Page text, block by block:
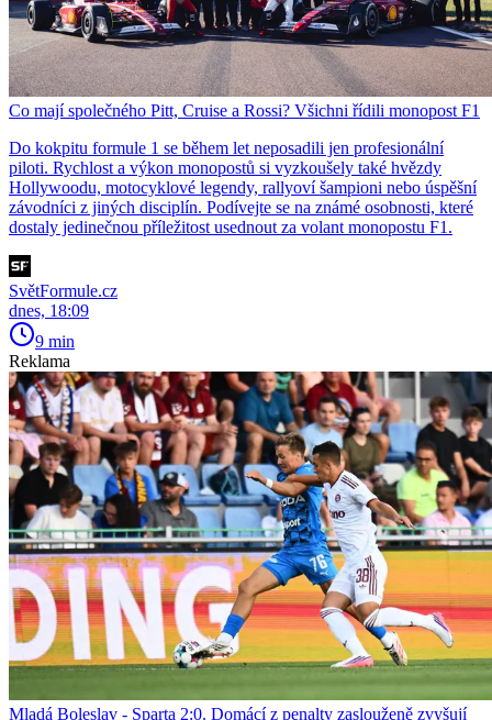
Co mají společného Pitt, Cruise a Rossi? Všichni řídili monopost F1
Do kokpitu formule 1 se během let neposadili jen profesionální
piloti. Rychlost a výkon monopostů si vyzkoušely také hvězdy
Hollywoodu, motocyklové legendy, rallyoví šampioni nebo úspěšní
závodníci z jiných disciplín. Podívejte se na známé osobnosti, které
dostaly jedinečnou příležitost usednout za volant monopostu F1.
SvětFormule.cz
dnes, 18:09
9 min
Reklama
Mladá Boleslav - Sparta 2:0. Domácí z penalty zaslouženě zvyšují